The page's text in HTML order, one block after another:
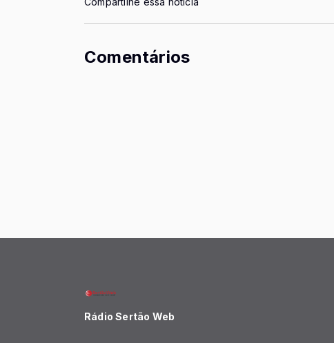
Comentários
Rádio Sertão Web